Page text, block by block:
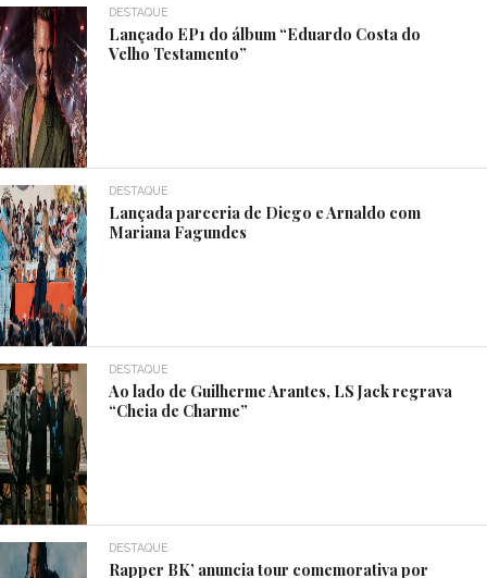
DESTAQUE
Lançado EP1 do álbum “Eduardo Costa do
Velho Testamento”
DESTAQUE
Lançada parceria de Diego e Arnaldo com
Mariana Fagundes
DESTAQUE
Ao lado de Guilherme Arantes, LS Jack regrava
“Cheia de Charme”
DESTAQUE
Rapper BK’ anuncia tour comemorativa por